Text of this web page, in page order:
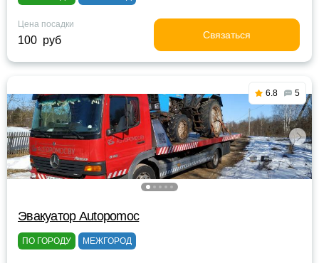
Цена посадки
100 руб Связаться
6.8 5
Эвакуатор Autopomoc
ПО ГОРОДУ МЕЖГОРОД